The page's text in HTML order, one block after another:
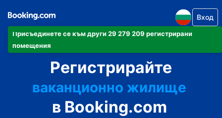
Присъединете се към други 29 279 209 регистрирани
помещения
Вход
Регистрирайте
своя апартамент
своя хотел
ваканционно жилище
своята къща за гости
в Booking.com